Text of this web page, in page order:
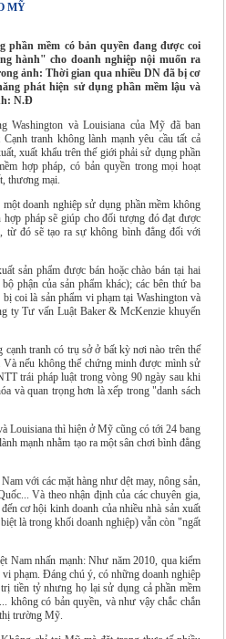
MỸ
phần mềm có bản quyền đang được coi
hành" cho doanh nghiệp nội muốn ra
ảnh: Thời gian qua nhiều DN đã bị cơ
phát hiện sử dụng phần mềm lậu và
N.Đ
Washington và Louisiana của Mỹ đã ban
tranh không lành mạnh yêu cầu tất cả
xuất khẩu trên thế giới phải sử dụng phần
hợp pháp, có bản quyền trong mọi hoạt
thương mại.
doanh nghiệp sử dụng phần mềm không
hợp pháp sẽ giúp cho đối tượng đó đạt được
từ đó sẽ tạo ra sự không bình đẳng đối với
sản phẩm được bán hoặc chào bán tại hai
phận của sản phẩm khác); các bên thứ ba
coi là sản phẩm vi phạm tại Washington và
ty Tư vấn Luật Baker & McKenzie khuyến
tranh có trụ sở ở bất kỳ nơi nào trên thế
nếu không thể chứng minh được mình sử
trái pháp luật trong vòng 90 ngày sau khi
và quan trọng hơn là xếp trong "danh sách
Louisiana thì hiện ở Mỹ cũng có tới 24 bang
mạnh nhằm tạo ra một sân chơi bình đẳng
với các mặt hàng như dệt may, nông sản,
Và theo nhận định của các chuyên gia,
cơ hội kinh doanh của nhiều nhà sản xuất
là trong khối doanh nghiệp) vẫn còn "ngất
Nam nhấn mạnh: Như năm 2010, qua kiểm
phạm. Đáng chú ý, có những doanh nghiệp
tiền tỷ nhưng họ lại sử dụng cả phần mềm
không có bản quyền, và như vậy chắc chắn
trường Mỹ.